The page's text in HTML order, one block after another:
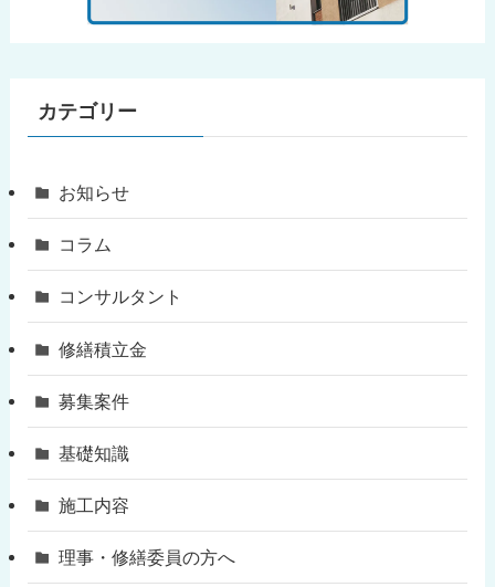
カテゴリー
お知らせ
コラム
コンサルタント
修繕積立金
募集案件
基礎知識
施工内容
理事・修繕委員の方へ